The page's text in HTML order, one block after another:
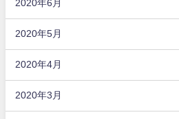
2020年6月
2020年5月
2020年4月
2020年3月